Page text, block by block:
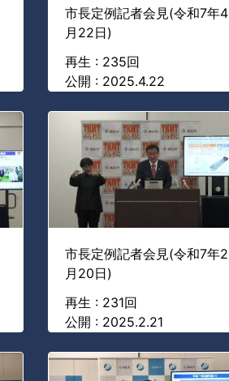
市長定例記者会見(令和7年4
月22日)
再生 : 235回
公開 : 2025.4.22
市長定例記者会見(令和7年2
月20日)
再生 : 231回
公開 : 2025.2.21